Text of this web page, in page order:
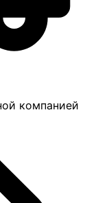
компанией